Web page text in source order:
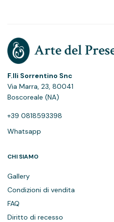
F.lli Sorrentino Snc
Via Marra, 23, 80041
Boscoreale (NA)
+39 0818593398
Whatsapp
CHI SIAMO
Gallery
Condizioni di vendita
FAQ
Diritto di recesso